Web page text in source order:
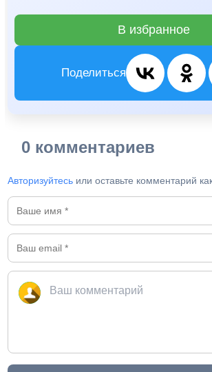
В избранное
Поделиться
0 комментариев
Авторизуйтесь или оставьте комментарий